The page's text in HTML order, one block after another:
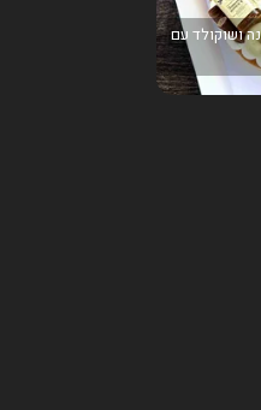
ושוקולד עם